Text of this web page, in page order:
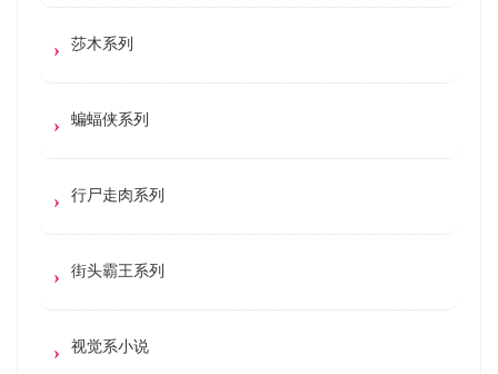
莎木系列
蝙蝠侠系列
行尸走肉系列
街头霸王系列
视觉系小说